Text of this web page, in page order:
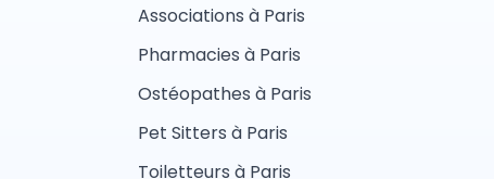
Associations à Paris
Pharmacies à Paris
Ostéopathes à Paris
Pet Sitters à Paris
Toiletteurs à Paris